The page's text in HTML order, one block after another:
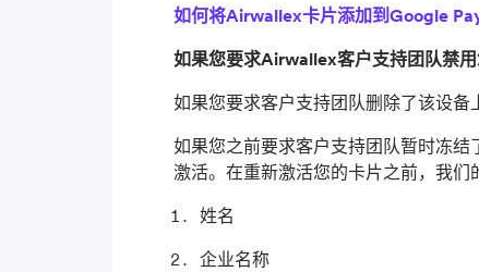
如何将Airwallex卡片添加到Google
如果您要求Airwallex客户支持团队禁
如果您要求客户支持团队删除了该设备
如果您之前要求客户支持团队暂时冻
激活。在重新激活您的卡片之前，我们
姓名
企业名称